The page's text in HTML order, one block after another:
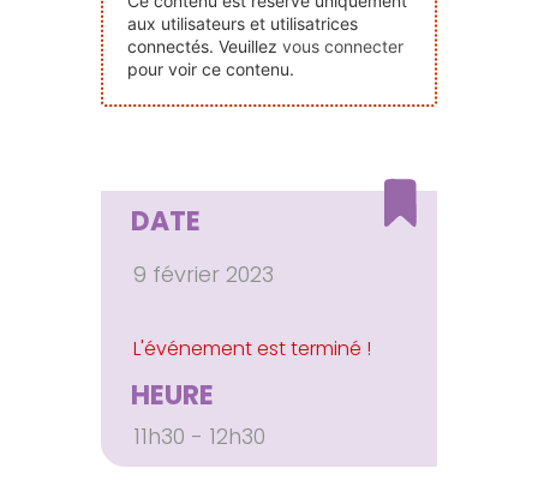
Nos Événements
Nous Contacter
Connexion-membre
aux utilisateurs et utilisatrices
connectés. Veuillez vous connecter
pour voir ce contenu.
DATE
9 février 2023
HEURE
11h30 - 12h30